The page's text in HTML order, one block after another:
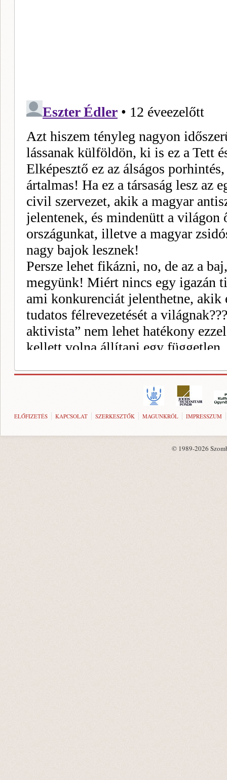
ELŐFIZETÉS KAPCSOLAT SZERKESZTŐK MAGUNKRÓL IMPRESSZUM
© 1989-2026